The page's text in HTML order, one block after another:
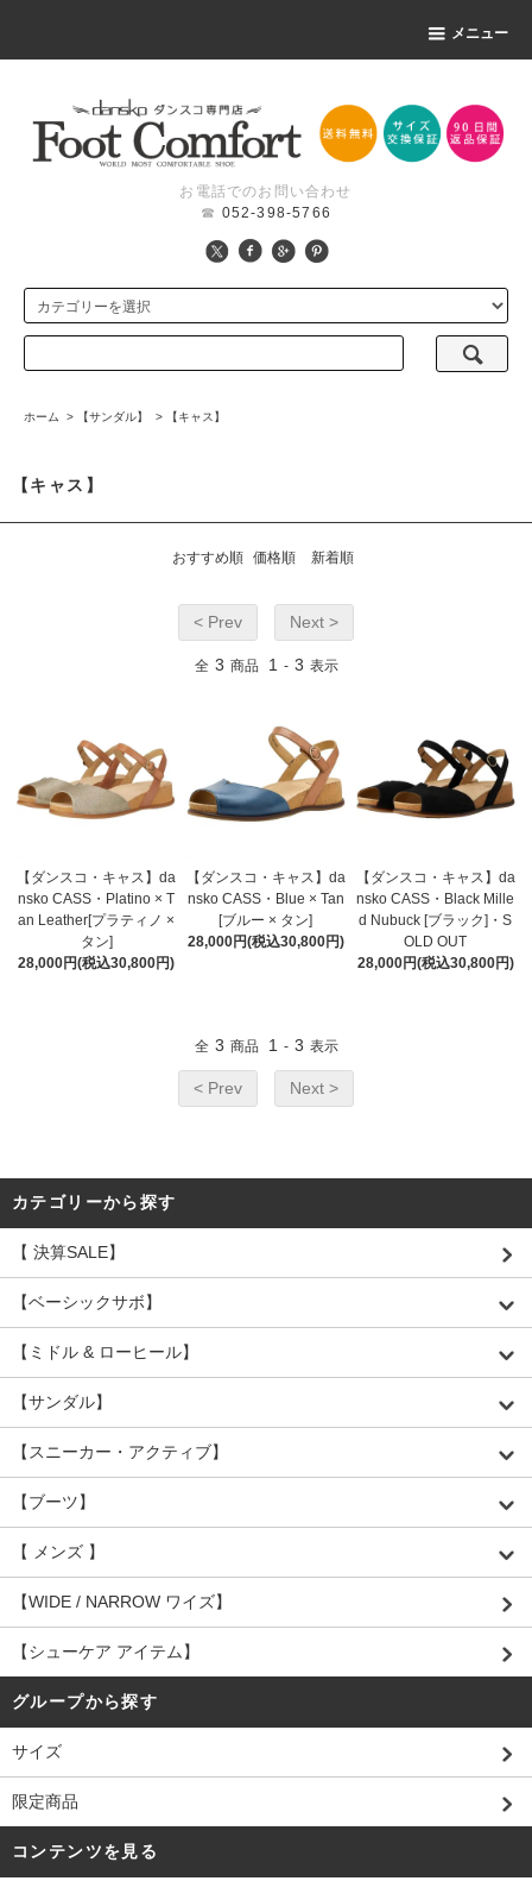
メニュー
お電話でのお問い合わせ
☎ 052-398-5766
ホーム > 【サンダル】 > 【キャス】
【キャス】
おすすめ順 価格順 新着順
< Prev Next >
全 3 商品 1 - 3 表示
【ダンスコ・キャス】da
nsko CASS・Platino × T
an Leather[プラティノ ×
タン]
28,000円(税込30,800円)
【ダンスコ・キャス】da
nsko CASS・Blue × Tan
[ブルー × タン]
28,000円(税込30,800円)
【ダンスコ・キャス】da
nsko CASS・Black Mille
d Nubuck [ブラック]・S
OLD OUT
28,000円(税込30,800円)
全 3 商品 1 - 3 表示
< Prev Next >
カテゴリーから探す
【 決算SALE】
【ベーシックサボ】
【ミドル & ローヒール】
【サンダル】
【スニーカー・アクティブ】
【ブーツ】
【 メンズ 】
【WIDE / NARROW ワイズ】
【シューケア アイテム】
グループから探す
サイズ
限定商品
コンテンツを見る